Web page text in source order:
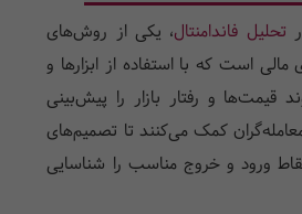
تحلیل فاندامنتال، یکی از روش‌های
مالی است که با استفاده از ابزارها و
قیمت‌ها و رفتار بازار را پیش‌بینی
کمک می‌کنند تا تصمیم‌های
ورود و خروج مناسب را شناسایی